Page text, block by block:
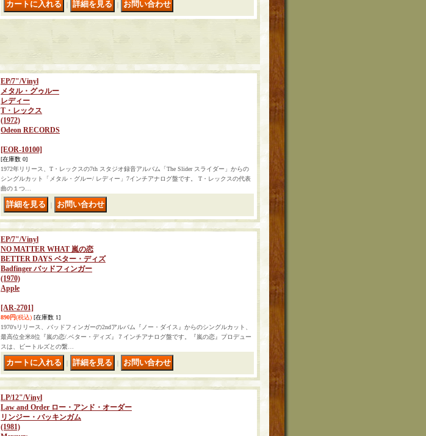
EP/7"/Vinyl
メタル・グゥルー
レディー
T・レックス
(1972)
Odeon RECORDS
[EOR-10100]
[在庫数 0]
1972年リリース、T・レックスの7th スタジオ録音アルバム「The Slider スライダー」からの
シングルカット「メタル・グルー/ レディー」7インチアナログ盤です。 T・レックスの代表
曲の１つ…
EP/7"/Vinyl
NO MATTER WHAT 嵐の恋
BETTER DAYS ベター・ディズ
Badfinger バッドフィンガー
(1970)
Apple
[AR-2701]
890円(税込) [在庫数 1]
1970'sリリース、バッドフィンガーの2ndアルバム『ノー・ダイス』からのシングルカット、
最高位全米8位『嵐の恋/.ベター・ディズ』７インチアナログ盤です。『嵐の恋』プロデュー
スは、ビートルズとの繋…
LP/12"/Vinyl
Law and Order ロー・アンド・オーダー
リンジー・バッキンガム
(1981)